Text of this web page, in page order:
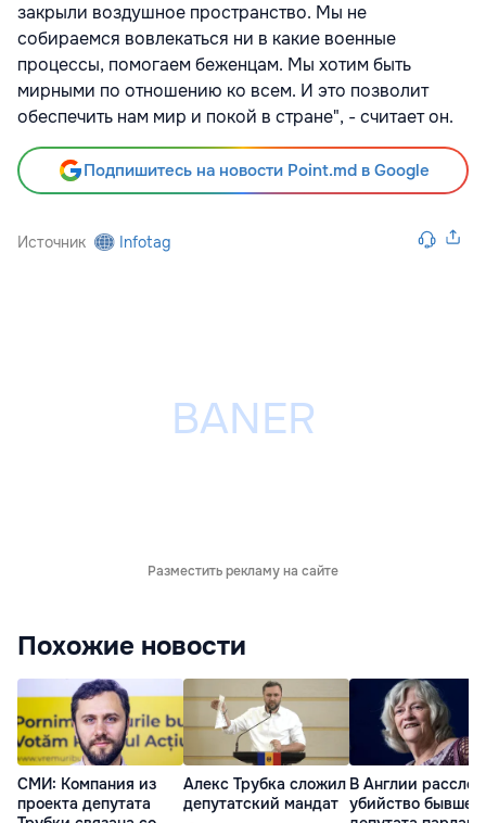
закрыли воздушное пространство. Мы не
собираемся вовлекаться ни в какие военные
процессы, помогаем беженцам. Мы хотим быть
мирными по отношению ко всем. И это позволит
обеспечить нам мир и покой в стране", - считает он.
Подпишитесь на новости Point.md в Google
Источник Infotag
Разместить рекламу на сайте
Похожие новости
СМИ: Компания из
проекта депутата
Алекс Трубка сложил
депутатский мандат
В Англии
убийство